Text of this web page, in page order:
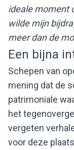
ideale moment
wilde mijn
meer dan de
Een bijna
Schepen van
mening dat de
patrimoniale
het
vergeten
voor deze